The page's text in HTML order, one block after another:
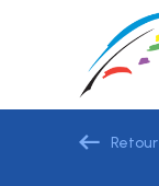
Retour